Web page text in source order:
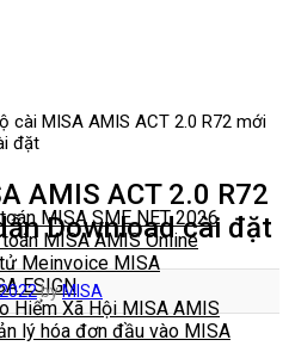
MISA SME NET 2026
MISA AMIS Online
Meinvoice MISA
ESIGN
Hiểm Xã Hội MISA AMIS
lý hóa đơn đầu vào MISA
cài MISA AMIS ACT 2.0 R72 mới
đặt
AMIS ACT 2.0 R72
Download cài đặt
byMISA